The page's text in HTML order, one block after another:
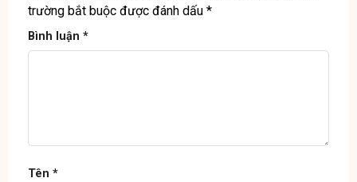
trường bắt buộc được đánh dấu *
Bình luận *
Tên *